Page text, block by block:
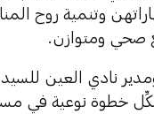
مهاراتهن وتنمية
صحي ومتوازن.
نادي العين
خطوة نوعية في